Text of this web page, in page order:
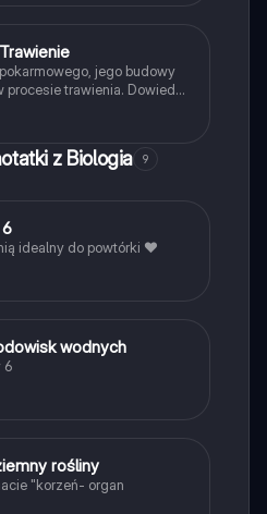
jego budowy
procesie trawienia. Dowiedz
jak amylaza i lipaza,
jelicie cienkim, oraz jak
wspierają metabolizm.
i medycyny.
z Biologia 9
idealny do powtórki ❤️
wodnych
6
rośliny
"korzeń- organ